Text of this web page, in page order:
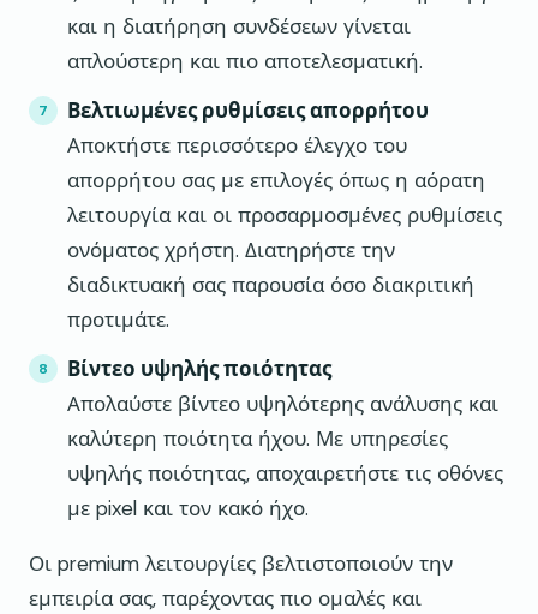
και η διατήρηση συνδέσεων γίνεται
απλούστερη και πιο αποτελεσματική.
Βελτιωμένες ρυθμίσεις απορρήτου
Αποκτήστε περισσότερο έλεγχο του
απορρήτου σας με επιλογές όπως η αόρατη
λειτουργία και οι προσαρμοσμένες ρυθμίσεις
ονόματος χρήστη. Διατηρήστε την
διαδικτυακή σας παρουσία όσο διακριτική
προτιμάτε.
Βίντεο υψηλής ποιότητας
Απολαύστε βίντεο υψηλότερης ανάλυσης και
καλύτερη ποιότητα ήχου. Με υπηρεσίες
υψηλής ποιότητας, αποχαιρετήστε τις οθόνες
με pixel και τον κακό ήχο.
Οι premium λειτουργίες βελτιστοποιούν την
εμπειρία σας, παρέχοντας πιο ομαλές και